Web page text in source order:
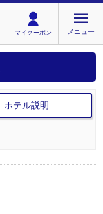
マイクーポン メニュー
▼ ホテル説明